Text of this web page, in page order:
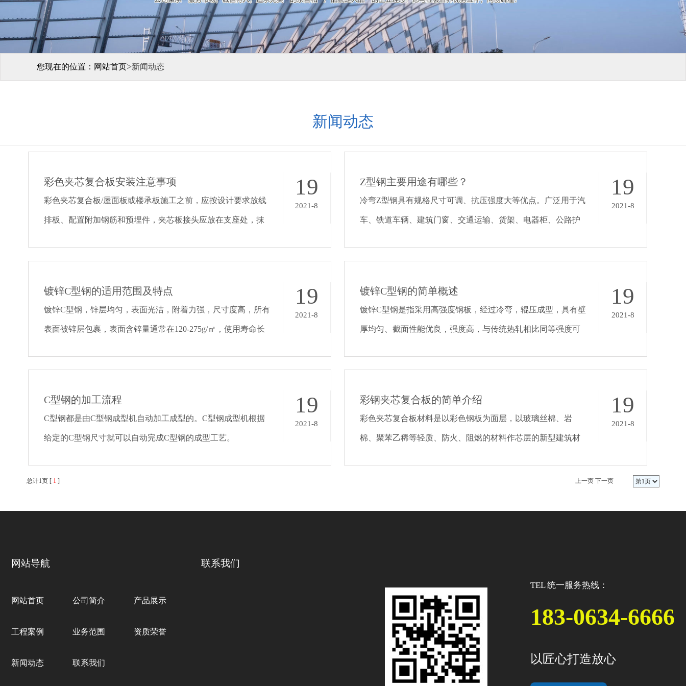
您现在的位置： 网站首页>新闻动态
新闻动态
19
2021-8
彩色夹芯复合板安装注意事项
彩色夹芯复合板/屋面板或楼承板施工之前，应按设计要求放线
排板、配置附加钢筋和预埋件，夹芯板接头应放在支座处，抹
则。
19
2021-8
Z型钢主要用途有哪些？
冷弯Z型钢具有规格尺寸可调、抗压强度大等优点。广泛用于汽
车、铁道车辆、建筑门窗、交通运输、货架、电器柜、公路护
架、市政建设等领域。
19
2021-8
镀锌C型钢的适用范围及特点
镀锌C型钢，锌层均匀，表面光洁，附着力强，尺寸度高，所有
表面被锌层包裹，表面含锌量通常在120-275g/㎡，使用寿命长
19
2021-8
镀锌C型钢的简单概述
镀锌C型钢是指采用高强度钢板，经过冷弯，辊压成型，具有壁
厚均匀、截面性能优良，强度高，与传统热轧相比同等强度可
19
2021-8
C型钢的加工流程
C型钢都是由C型钢成型机自动加工成型的。C型钢成型机根据
给定的C型钢尺寸就可以自动完成C型钢的成型工艺。
19
2021-8
彩钢夹芯复合板的简单介绍
彩色夹芯复合板材料是以彩色钢板为面层，以玻璃丝棉、岩
棉、聚苯乙稀等轻质、防火、阻燃的材料作芯层的新型建筑材
期短、综合造价低，抗弯、抗腐蚀，外型美观等明显的优势。
总计1页 [ 1 ] 上一页 下一页
网站导航
网站首页 公司简介 产品展示
工程案例 业务范围 资质荣誉
新闻动态 联系我们
联系我们
TEL 统一服务热线：
183-0634-6666
以匠心打造放心